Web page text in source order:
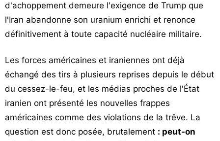
d'achoppement demeure l'exigence de Trump que
l'Iran abandonne son uranium enrichi et renonce
définitivement à toute capacité nucléaire militaire.
Les forces américaines et iraniennes ont déjà
échangé des tirs à plusieurs reprises depuis le début
du cessez-le-feu, et les médias proches de l'État
iranien ont présenté les nouvelles frappes
américaines comme des violations de la trêve. La
question est donc posée, brutalement : peut-on